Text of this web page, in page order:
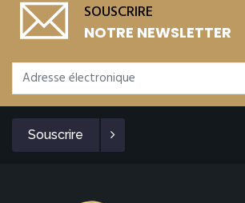
SOUSCRIRE
NOTRE NEWSLETTER
Souscrire